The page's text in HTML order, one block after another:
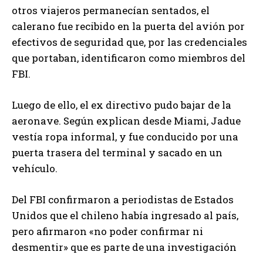
otros viajeros permanecían sentados, el
calerano fue recibido en la puerta del avión por
efectivos de seguridad que, por las credenciales
que portaban, identificaron como miembros del
FBI.
Luego de ello, el ex directivo pudo bajar de la
aeronave. Según explican desde Miami, Jadue
vestía ropa informal, y fue conducido por una
puerta trasera del terminal y sacado en un
vehículo.
Del FBI confirmaron a periodistas de Estados
Unidos que el chileno había ingresado al país,
pero afirmaron «no poder confirmar ni
desmentir» que es parte de una investigación